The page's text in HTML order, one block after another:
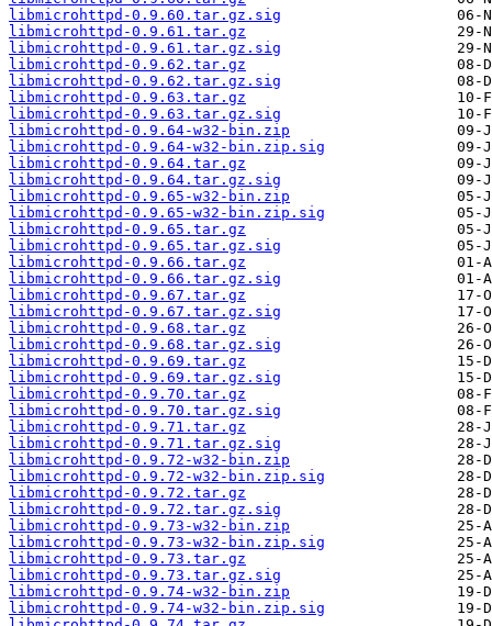
libmicrohttpd-0.9.60.tar.gz.sig
libmicrohttpd-0.9.61.tar.gz
libmicrohttpd-0.9.61.tar.gz.sig
libmicrohttpd-0.9.62.tar.gz
libmicrohttpd-0.9.62.tar.gz.sig
libmicrohttpd-0.9.63.tar.gz
libmicrohttpd-0.9.63.tar.gz.sig
libmicrohttpd-0.9.64-w32-bin.zip
libmicrohttpd-0.9.64-w32-bin.zip.sig
libmicrohttpd-0.9.64.tar.gz
libmicrohttpd-0.9.64.tar.gz.sig
libmicrohttpd-0.9.65-w32-bin.zip
libmicrohttpd-0.9.65-w32-bin.zip.sig
libmicrohttpd-0.9.65.tar.gz
libmicrohttpd-0.9.65.tar.gz.sig
libmicrohttpd-0.9.66.tar.gz
libmicrohttpd-0.9.66.tar.gz.sig
libmicrohttpd-0.9.67.tar.gz
libmicrohttpd-0.9.67.tar.gz.sig
libmicrohttpd-0.9.68.tar.gz
libmicrohttpd-0.9.68.tar.gz.sig
libmicrohttpd-0.9.69.tar.gz
libmicrohttpd-0.9.69.tar.gz.sig
libmicrohttpd-0.9.70.tar.gz
libmicrohttpd-0.9.70.tar.gz.sig
libmicrohttpd-0.9.71.tar.gz
libmicrohttpd-0.9.71.tar.gz.sig
libmicrohttpd-0.9.72-w32-bin.zip
libmicrohttpd-0.9.72-w32-bin.zip.sig
libmicrohttpd-0.9.72.tar.gz
libmicrohttpd-0.9.72.tar.gz.sig
libmicrohttpd-0.9.73-w32-bin.zip
libmicrohttpd-0.9.73-w32-bin.zip.sig
libmicrohttpd-0.9.73.tar.gz
libmicrohttpd-0.9.73.tar.gz.sig
libmicrohttpd-0.9.74-w32-bin.zip
libmicrohttpd-0.9.74-w32-bin.zip.sig